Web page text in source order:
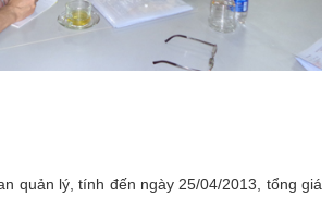
quản lý, tính đến ngày 25/04/2013, tổng giá